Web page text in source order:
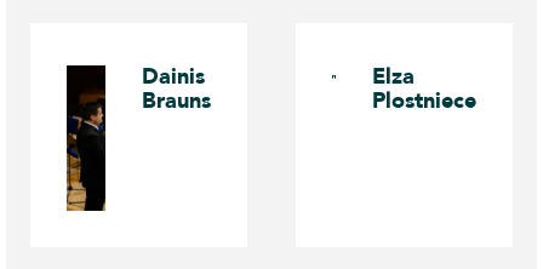
Dainis
Brauns
Elza
Plostniece